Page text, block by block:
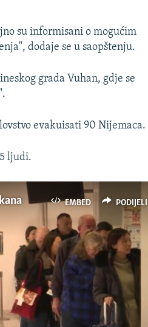
su informisani o mogućim
dodaje se u saopštenju.
grada Vuhan, gdje se
evakuisati 90 Nijemaca.
ljudi.
EMBED PODIJELI